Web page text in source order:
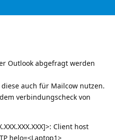
Outlook abgefragt werden
auch für Mailcow nutzen.
verbindungscheck von
Client host
helo=<Laptop1>